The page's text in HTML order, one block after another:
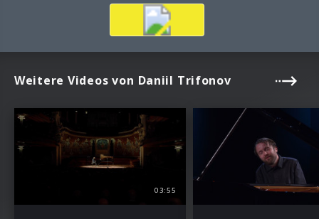
Weitere Videos von Daniil Trifonov
03:55